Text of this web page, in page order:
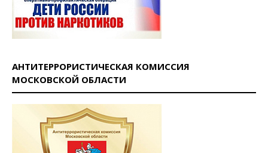
АНТИТЕРРОРИСТИЧЕСКАЯ КОМИССИЯ
МОСКОВСКОЙ ОБЛАСТИ